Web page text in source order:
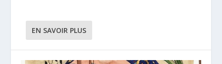
EN SAVOIR PLUS